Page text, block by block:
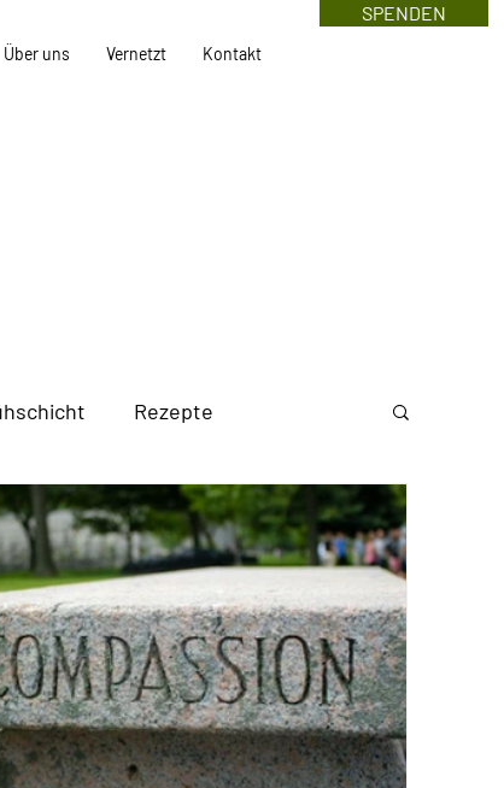
Über uns Vernetzt Kontakt
SPENDEN
Rezepte